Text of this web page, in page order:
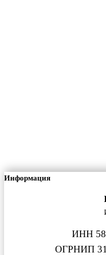
Информация
ИНН
ОГРНИП